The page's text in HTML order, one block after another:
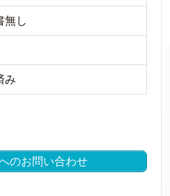
無し
み
のお問い合わせ